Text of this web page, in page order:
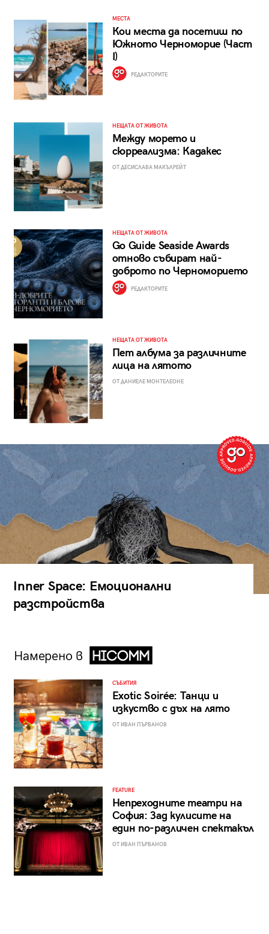
МЕСТА
Кои места да посетиш по
Южното Черноморие (Част
I)
РЕДАКТОРИТЕ
НЕЩАТА ОТ ЖИВОТА
Между морето и
сюрреализма: Кадакес
ОТ ДЕСИСЛАВА МАКЪЛРЕЙТ
НЕЩАТА ОТ ЖИВОТА
Go Guide Seaside Awards
отново събират най-
доброто по Черноморието
РЕДАКТОРИТЕ
НЕЩАТА ОТ ЖИВОТА
Пет албума за различните
лица на лятото
ОТ ДАНИЕЛЕ МОНТЕЛЕОНЕ
Inner Space: Емоционални
разстройства
Намерено в
СЪБИТИЯ
Exotic Soirée: Танци и
изкуство с дъх на лято
ОТ ИВАН ПЪРВАНОВ
FEATURE
Непреходните театри на
София: Зад кулисите на
един по-различен спектакъл
ОТ ИВАН ПЪРВАНОВ